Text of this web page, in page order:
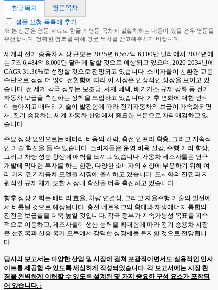
한글목차
영문목차
샘플 요청 목록에 추가
※ 본 상품은 영문 자료로 한글과 영문 목차에 불일치하는 내용이 있을 경우 영문을
우선합니다. 정확한 검토를 위해 영문 목차를 참고해주시기 바랍니다.
세계의 전기 승용차 시장 규모는 2025년 6,567억 6,000만 달러에서 2034년에
는 7조 6,484억 8,000만 달러에 달할 것으로 예상되고 있으며, 2026-2034년에
CAGR 31.36%로 성장할 것으로 전망되고 있습니다. 소비자들이 친환경 교통
수단으로 점점 더 많이 전환함에 따라 이 시장은 인상적인 성장을 보이고 있
습니다. 전 세계 각국 정부는 보조금, 세제 혜택, 배기가스 규제 강화 등 전기
자동차 보급을 촉진하는 정책을 도입하고 있습니다. 기후 변화에 대한 인식
이 높아지고 배터리 기술이 발전함에 따라 전기자동차의 보급이 가속화되면
서, 전기 승용차는 세계 자동차 산업에서 중요한 부문으로 자리매김하고 있
습니다.
주요 성장 요인으로는 배터리 비용의 하락, 충전 인프라 확충, 그리고 지속적
인 기술 혁신을 들 수 있습니다. 소비자들은 운영 비용 절감, 주행 거리 향상,
그리고 차량 성능 향상에 매력을 느끼고 있습니다. 자동차 제조사들은 연구
개발에 막대한 투자를 하는 한편, 다양한 소비자의 취향에 부응하기 위해 여
러 가지 전기자동차 모델을 시장에 출시하고 있습니다. 도시화의 진전과 지
원적인 규제 체계 또한 시장내 확산을 더욱 촉진하고 있습니다.
향후 성장 기회는 배터리 효율, 차량 연결성, 그리고 자율주행 기술의 발전에
서 비롯될 것으로 예상됩니다. 충전 네트워크의 확대와 재생에너지 통합의
진전은 보급률을 더욱 높일 것입니다. 각국 정부가 지속가능성 목표를 지속
적으로 이동하고, 제조사들이 생산 능력을 확대함에 따라 전기 승용차 시장
은 선진국과 신흥 국가 모두에서 강력한 성장세를 유지할 것으로 전망됩니
다.
당사의 보고서는 다양한 산업 및 시장에 걸쳐 포괄적이면서도 실용적인 인사
이트를 제공할 수 있도록 세심하게 작성되었습니다. 각 보고서에는 시장 환
경을 완벽하게 이해할 수 있도록 설계된 몇 가지 중요한 구성 요소가 포함되
어 있습니다. :